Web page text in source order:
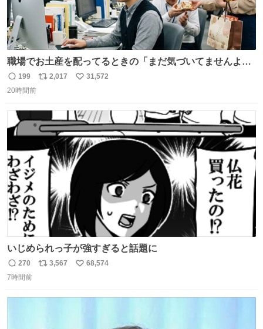
職場でお土産を配ってるときの「まだ気づいてませんよ」
的な演技が毎回シンドい。
返
信
199
リ
ト
数
2,017
い
数
31,572
20時間前
いじめられっ子が強すぎると話題に
返
信
270
リ
3,567
い
68,574
7時間前